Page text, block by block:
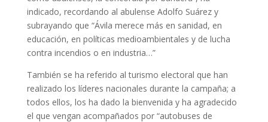
indicado, recordando al abulense Adolfo Suárez y
subrayando que “Ávila merece más en sanidad, en
educación, en políticas medioambientales y de lucha
contra incendios o en industria…”
También se ha referido al turismo electoral que han
realizado los líderes nacionales durante la campaña; a
todos ellos, los ha dado la bienvenida y ha agradecido
el que vengan acompañados por “autobuses de